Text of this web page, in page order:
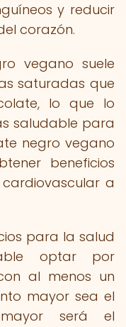
y reducir
corazón.
vegano suele
saturadas que
lo que lo
saludable para
negro vegano
beneficios
a
para la salud
optar por
al menos un
mayor sea el
será el